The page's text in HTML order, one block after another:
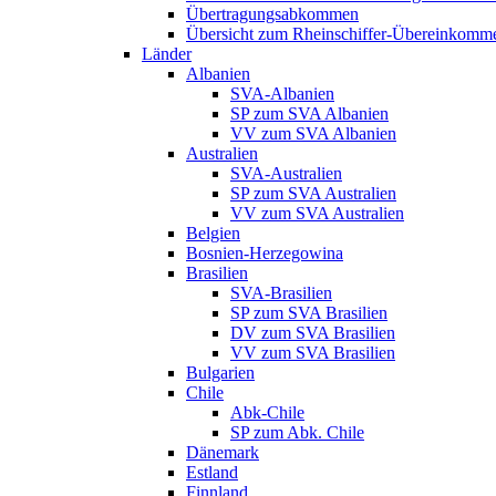
Übertragungsabkommen
Übersicht zum Rheinschiffer-
Länder
Albanien
SVA-Albanien
SP zum SVA Albanien
VV zum SVA Albanien
Australien
SVA-Australien
SP zum SVA Australien
VV zum SVA Australien
Belgien
Bosnien-Herzegowina
Brasilien
SVA-Brasilien
SP zum SVA Brasilien
DV zum SVA Brasilien
VV zum SVA Brasilien
Bulgarien
Chile
Abk-Chile
SP zum Abk. Chile
Dänemark
Estland
Finnland